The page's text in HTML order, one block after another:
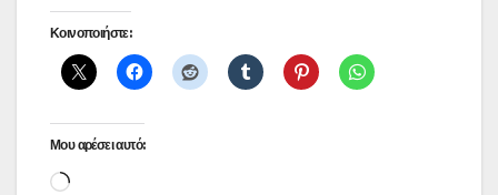
Κοινοποιήστε:
Μου αρέσει αυτό:
Loading…